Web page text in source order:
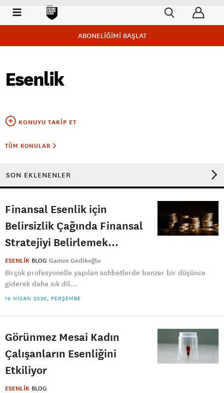
ABONELİĞİMİ BAŞLAT
Esenlik
KONUYU TAKIP ET
TÜM KONULAR
SON EKLENENLER
Finansal Esenlik için
Belirsizlik Çağında Finansal
Stratejiyi Belirlemek…
ESENLİK BLOG Gamze Gedikoğlu
Birçok profesyonelle yapılan sohbetlerde benzer bir düşünce
giderek daha sık dil...
16 NISAN 2026, PERŞEMBE
Görünmez Mesai Kadın
Çalışanların Esenliğini
Etkiliyor
ESENLİK BLOG